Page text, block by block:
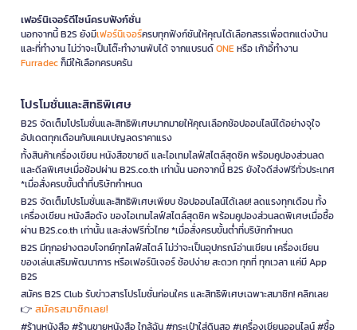
เฟอร์นิเจอร์ดีไซน์ครบฟังก์ชั่น
นอกจากนี้ B2S ยังมีเฟอร์นิเจอร์ครบทุกฟังก์ชันให้คุณได้เลือกสรรเพื่อตกแต่งบ้าน
และที่ทำงาน ไม่ว่าจะเป็นโต๊ะทำงานพับได้ จากแบรนด์ONEหรือ เก้าอี้ทำงาน
Furradecก็มีให้เลือกครบครัน
โปรโมชั่นและสิทธิพิเศษ
B2S จัดเต็มโปรโมชั่นและสิทธิพิเศษมากมายให้คุณเลือกช้อปออนไลน์ได้อย่างจุใจ
อัปเดตทุกเดือนกับแคมเปญลดราคาแรง
ทั้งสินค้าเครื่องเขียน หนังสือขายดี และไอเทมไลฟ์สไตล์สุดชิค พร้อมคูปองส่วนลด
และดีลพิเศษเมื่อช้อปผ่าน B2S.co.th เท่านั้น นอกจากนี้ B2S ยังใจดีส่งฟรีทั่วประเทศ
*เมื่อสั่งครบขั้นต่ำที่บริษัทกำหนด
B2S จัดเต็มโปรโมชั่นและสิทธิพิเศษเพียบ ช้อปออนไลน์ได้เลย! ลดแรงทุกเดือน ทั้ง
เครื่องเขียน หนังสือดัง ของไอเทมไลฟ์สไตล์สุดชิค พร้อมคูปองส่วนลดพิเศษเมื่อซื้อ
ผ่าน B2S.co.th เท่านั้น และส่งฟรีทั่วไทย *เมื่อสั่งครบขั้นต่ำที่บริษัทกำหนด
B2S มีทุกอย่างตอบโจทย์ทุกไลฟ์สไตล์ ไม่ว่าจะเป็นอุปกรณ์อ่านเขียน เครื่องเขียน
ของเล่นเสริมพัฒนาการ หรือเฟอร์นิเจอร์ ช้อปง่าย สะดวก ทุกที่ ทุกเวลา แค่มี App
B2S
สมัคร B2S Club รับข่าวสารโปรโมชั่นก่อนใคร และสิทธิพิเศษเฉพาะสมาชิก! คลิกเลย
👉 สมัครสมาชิกเลย!
#ร้านหนังสือ #ร้านขายหนังสือ ใกล้ฉัน #กระเป๋าใส่ดินสอ #เครื่องเขียนออนไลน์ #ซื้อ